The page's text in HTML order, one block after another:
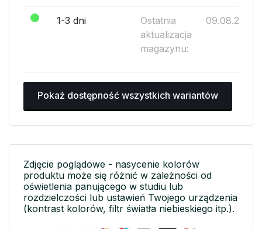
1-3 dni
Ostatnia
aktualizacja
magazynu:
09.08.2026
Pokaż dostępność wszystkich wariantów
Zdjęcie poglądowe - nasycenie kolorów
produktu może się różnić w zależności od
oświetlenia panującego w studiu lub
rozdzielczości lub ustawień Twojego urządzenia
(kontrast kolorów, filtr światła niebieskiego itp.).